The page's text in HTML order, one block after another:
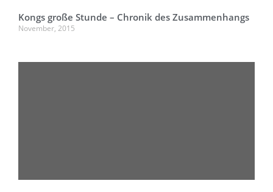
Kongs große Stunde – Chronik des Zusammenhangs
November, 2015